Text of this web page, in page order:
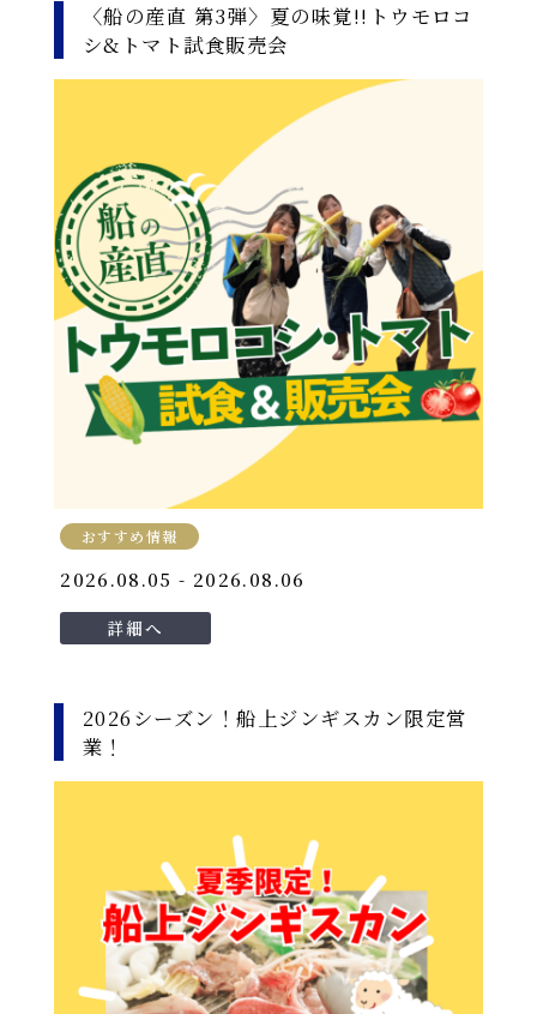
〈船の産直 第3弾〉夏の味覚!!トウモロコ
シ&トマト試食販売会
おすすめ情報
2026.08.05 - 2026.08.06
詳細へ
2026シーズン！船上ジンギスカン限定営
業！